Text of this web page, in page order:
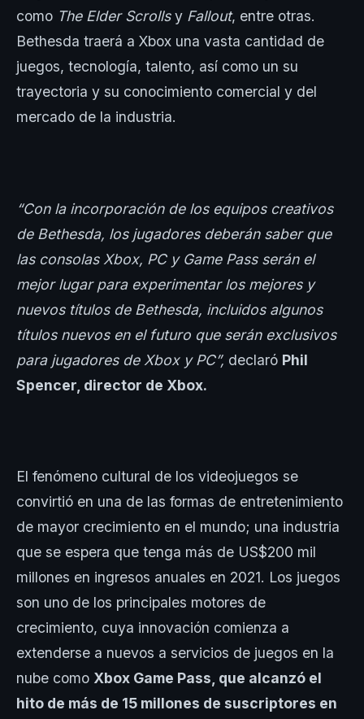
como The Elder Scrollsy Fallout, entre otras.
Bethesda traerá a Xbox una vasta cantidad de
juegos, tecnología, talento, así como un su
trayectoria y su conocimiento comercial y del
mercado de la industria.
“Con la incorporación de los equipos creativos
de Bethesda, los jugadores deberán saber que
las consolas Xbox, PC y Game Pass serán el
mejor lugar para experimentar los mejores y
nuevos títulos de Bethesda, incluidos algunos
títulos nuevos en el futuro que serán exclusivos
para jugadores de Xbox y PC”, declaró Phil
Spencer, director de Xbox.
El fenómeno cultural de los videojuegos se
convirtió en una de las formas de entretenimiento
de mayor crecimiento en el mundo; una industria
que se espera que tenga más de US$200 mil
millones en ingresos anuales en 2021. Los juegos
son uno de los principales motores de
crecimiento, cuya innovación comienza a
extenderse a nuevos a servicios de juegos en la
nube como Xbox Game Pass, que alcanzó el
hito de más de 15 millones de suscriptores en